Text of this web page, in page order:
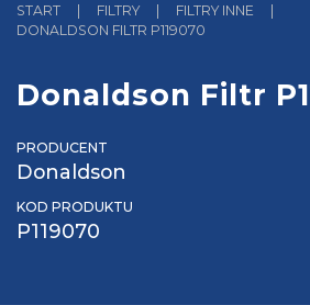
START | FILTRY | FILTRY INNE
|
DONALDSON FILTR P119070
Donaldson Filtr
PRODUCENT
Donaldson
KOD PRODUKTU
P119070